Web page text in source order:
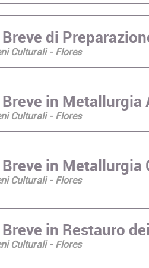
di
Culturali - Flores
in Metallurgia
Culturali - Flores
in Metallurgia
Culturali - Flores
in Restauro
Culturali - Flores